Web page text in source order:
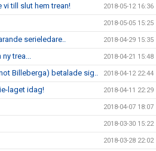
vi till slut hem trean! 2018-05-12 16:36
2018-05-05 15:25
serieledare.. 2018-04-29 15:35
trea... 2018-04-21 15:48
Billeberga) betalade sig.. 2018-04-12 22:44
laget idag! 2018-04-11 22:29
2018-04-07 18:07
2018-03-30 15:22
2018-03-28 22:02